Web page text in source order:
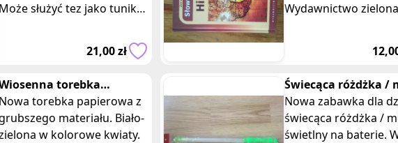
służyć tez jako tunika
21,00 zł
Wydawnictwo
Słownika
Polski ograniczył się
torebka
na prezent
torebka papierowa z
materiału. Biało-
w kolorowe kwiaty.
Świecąca różdżka /
świetlny zielona na
baterie
Nowa zabawka dla
świecąca różdżka /
świetlny na baterie.